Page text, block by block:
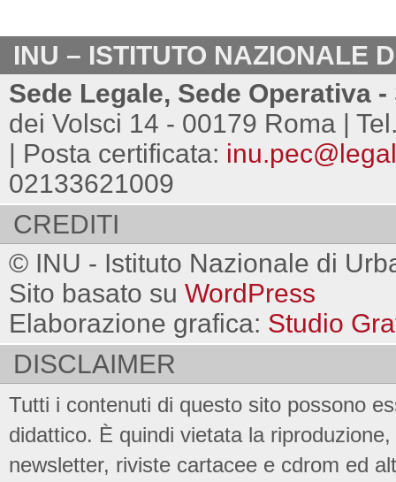
INU – ISTITUTO NAZIONALE
Sede Legale, Sede Operativa
dei Volsci 14 - 00179 Roma |
| Posta certificata:
02133621009
CREDITI
© INU - Istituto Nazionale di
Sito basato su WordPress
Elaborazione grafica: Studio
DISCLAIMER
Tutti i contenuti di questo sito possono
didattico. È quindi vietata la
newsletter, riviste cartacee e cdrom ed